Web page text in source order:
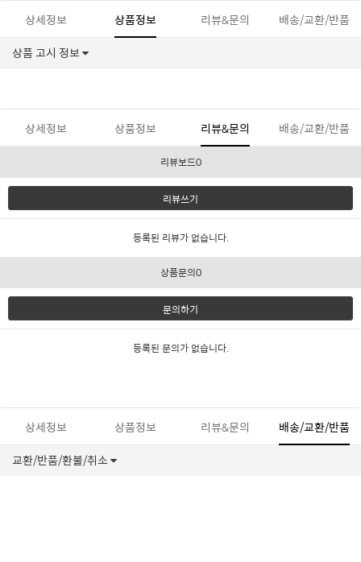
상세정보 상품정보 리뷰&문의
배송/교환/반품
상품 고시 정보
상세정보 상품정보 리뷰&문의 배송/교환/반품
리뷰보드0
리뷰쓰기
등록된 리뷰가 없습니다.
상품문의0
문의하기
등록된 문의가 없습니다.
상세정보 상품정보 리뷰&문의
배송/교환/반품
교환/반품/환불/취소